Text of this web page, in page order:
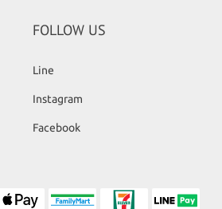
FOLLOW US
Line
Instagram
Facebook